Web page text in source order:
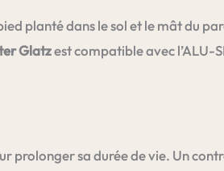
planté dans le sol et le mât du
Glatzest compatible avec l’ALU-
prolonger sa durée de vie. Un